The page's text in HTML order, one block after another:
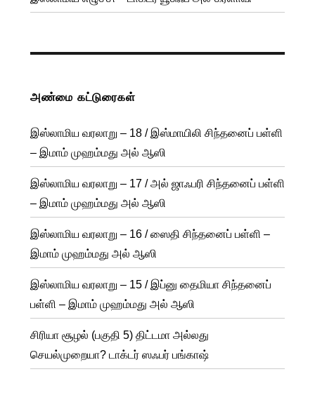
அண்மை கட்டுரைகள்
இஸ்லாமிய வரலாறு – 18 / இஸ்மாயிலி சிந்தனைப் பள்ளி
– இமாம் முஹம்மது அல் ஆஸி
இஸ்லாமிய வரலாறு – 17 / அல் ஜாஃபரி சிந்தனைப் பள்ளி
– இமாம் முஹம்மது அல் ஆஸி
இஸ்லாமிய வரலாறு – 16 / ஸைதி சிந்தனைப் பள்ளி –
இமாம் முஹம்மது அல் ஆஸி
இஸ்லாமிய வரலாறு – 15 / இப்னு தைமியா சிந்தனைப்
பள்ளி – இமாம் முஹம்மது அல் ஆஸி
சிரியா சூழல் (பகுதி 5) திட்டமா அல்லது
செயல்முறையா? டாக்டர் ஸஃபர் பங்காஷ்